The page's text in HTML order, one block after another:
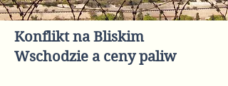
Konflikt na Bliskim
Wschodzie a ceny paliw